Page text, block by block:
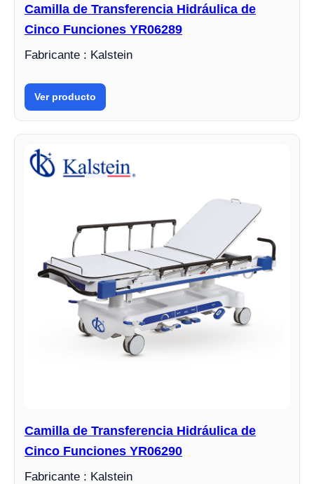
Camilla de Transferencia Hidráulica de
Cinco Funciones YR06289
Fabricante : Kalstein
Ver producto
Camilla de Transferencia Hidráulica de
Cinco Funciones YR06290
Fabricante : Kalstein